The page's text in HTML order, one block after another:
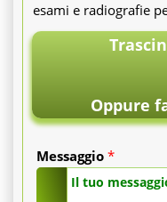
esami e radiografie
Oppure
Messaggio *